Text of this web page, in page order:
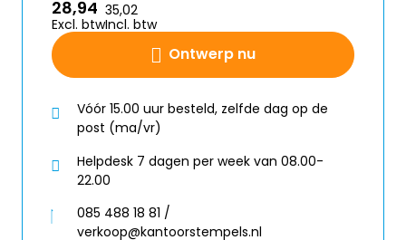
Ontwerp nu
28,94
Excl. btw
35,02
Incl. btw
Vóór 15.00 uur besteld, zelfde dag op de
post (ma/vr)
Helpdesk 7 dagen per week van 08.00-
22.00
085 488 18 81 /
verkoop@kantoorstempels.nl